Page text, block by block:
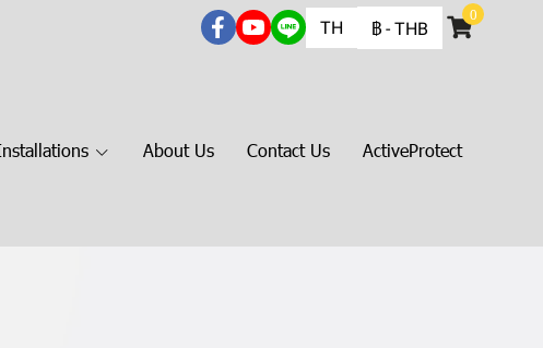
TH ฿ - THB
0
About Us Contact Us ActiveProtect